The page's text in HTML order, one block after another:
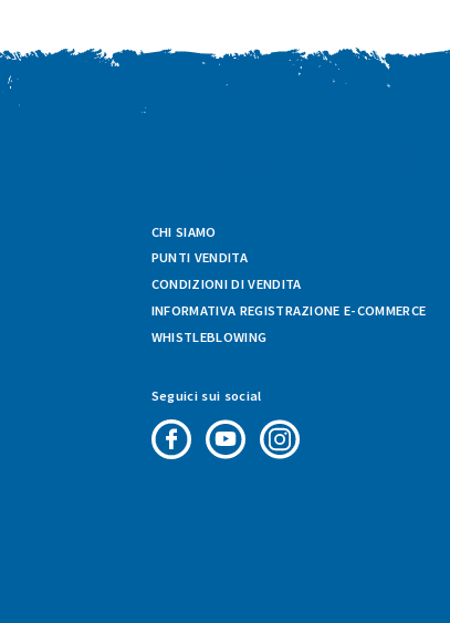
CHI SIAMO
PUNTI VENDITA
CONDIZIONI DI VENDITA
INFORMATIVA REGISTRAZIONE E-COMMERCE
WHISTLEBLOWING
Seguici sui social